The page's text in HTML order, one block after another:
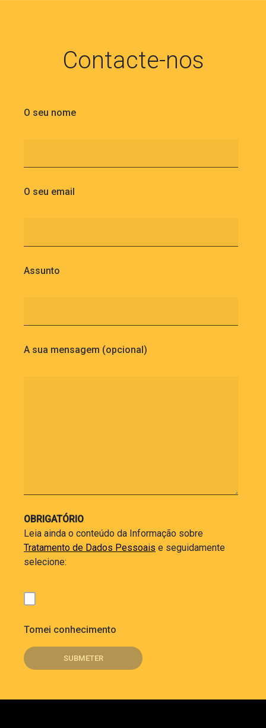
Contacte-nos
O seu nome
O seu email
Assunto
A sua mensagem (opcional)
OBRIGATÓRIO
Leia ainda o conteúdo da Informação sobre
Tratamento de Dados Pessoais e seguidamente
selecione:
Tomei conhecimento